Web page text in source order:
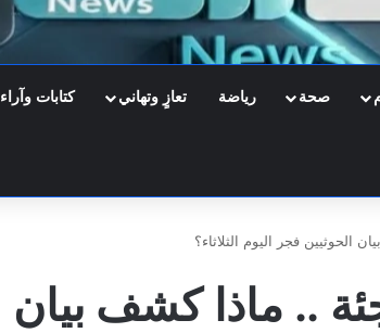
صحة رياضة تعازٍ وتهاني كتابات وآراء
فجر اليوم الثلاثاء؟
.. ماذا كشف بيان